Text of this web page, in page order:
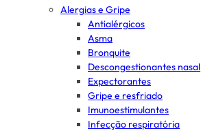
Alergias e Gripe
Antialérgicos
Asma
Bronquite
Descongestionantes nasal
Expectorantes
Gripe e resfriado
Imunoestimulantes
Infecção respiratória